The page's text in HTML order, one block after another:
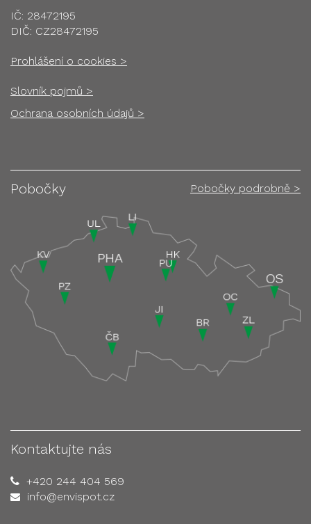
IČ: 28472195
DIČ: CZ28472195
Prohlášení o cookies >
Slovník pojmů >
Ochrana osobních údajů >
Pobočky Pobočky podrobně >
Kontaktujte nás
+420 244 404 569
info@envispot.cz